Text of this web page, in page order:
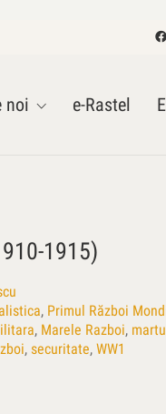
noi e-Rastel
1915)
, Primul Război
, Marele Razboi,
, securitate, WW1